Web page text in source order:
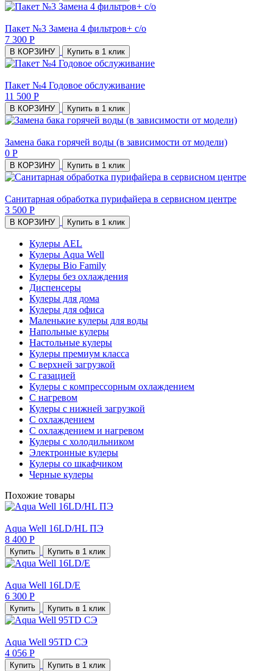
Пакет №3 Замена 4 фильтров+ с/о
7 300 Р
В КОРЗИНУ Купить в 1 клик
Пакет №4 Годовое обслуживание
11 500 Р
В КОРЗИНУ Купить в 1 клик
Замена бака горячей воды (в зависимости от модели)
0 Р
В КОРЗИНУ Купить в 1 клик
Санитарная обработка пурифайера в сервисном центре
3 500 Р
В КОРЗИНУ Купить в 1 клик
Кулеры AEL
Кулеры Aqua Well
Кулеры Bio Family
Кулеры без охлаждения
Диспенсеры
Кулеры для дома
Кулеры для офиса
Маленькие кулеры для воды
Напольные кулеры
Настольные кулеры
Кулеры премиум класса
С верхней загрузкой
С газацией
Кулеры с компрессорным охлаждением
С нагревом
Кулеры с нижней загрузкой
С охлаждением
С охлаждением и нагревом
Кулеры с холодильником
Электронные кулеры
Кулеры со шкафчиком
Черные кулеры
Похожие товары
Aqua Well 16LD/HL ПЭ
8 400 Р
Купить Купить в 1 клик
Aqua Well 16LD/E
6 300 Р
Купить Купить в 1 клик
Aqua Well 95TD СЭ
4 056 Р
Купить Купить в 1 клик